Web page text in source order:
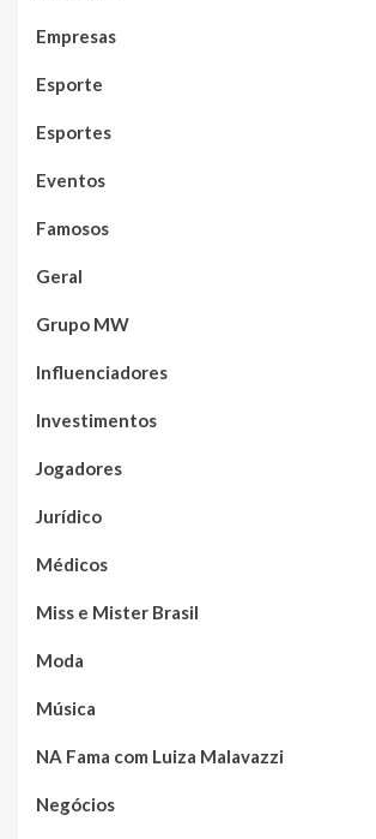
Empresas
Esporte
Esportes
Eventos
Famosos
Geral
Grupo MW
Influenciadores
Investimentos
Jogadores
Jurídico
Médicos
Miss e Mister Brasil
Moda
Música
NA Fama com Luiza Malavazzi
Negócios